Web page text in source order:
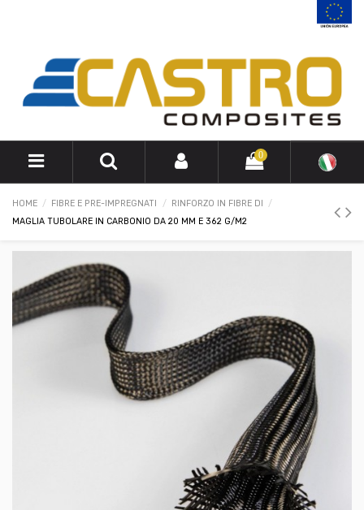
0
HOME FIBRE E PRE-IMPREGNATI
RINFORZO IN FIBRE DI
MAGLIA TUBOLARE IN CARBONIO DA 20 MM E 362 G/M2